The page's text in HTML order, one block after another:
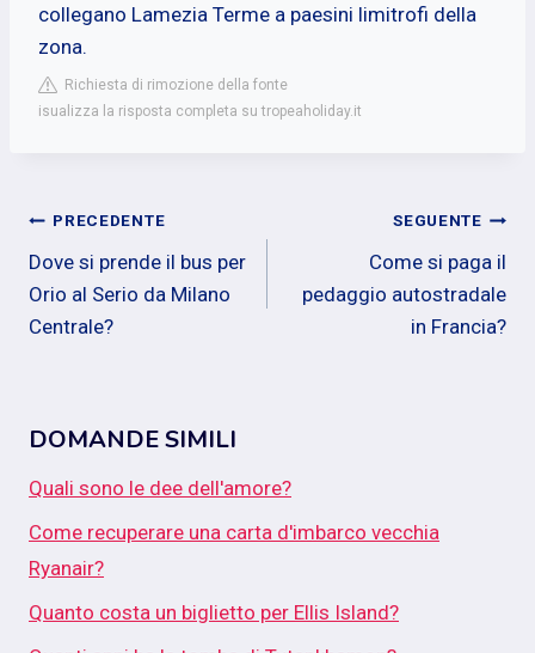
collegano Lamezia Terme a paesini limitrofi della
zona.
Richiesta di rimozione della fonte
isualizza la risposta completa su tropeaholiday.it
Navigazione
articoli
PRECEDENTE
Dove si prende il bus per
Orio al Serio da Milano
Centrale?
SEGUENTE
Come si paga il
pedaggio autostradale
in Francia?
DOMANDE SIMILI
Quali sono le dee dell'amore?
Come recuperare una carta d'imbarco vecchia
Ryanair?
Quanto costa un biglietto per Ellis Island?